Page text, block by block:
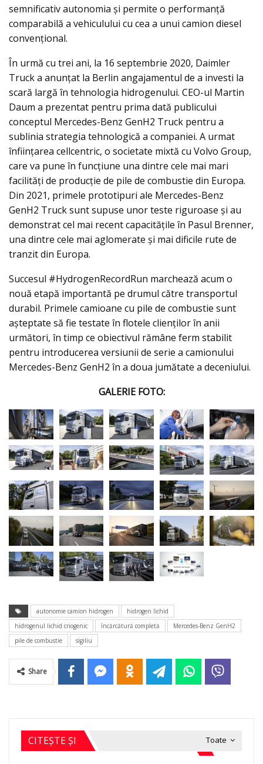
semnificativ autonomia și permite o performanță
comparabilă a vehiculului cu cea a unui camion diesel
convențional.
În urmă cu trei ani, la 16 septembrie 2020, Daimler
Truck a anunțat la Berlin angajamentul de a investi la
scară largă în tehnologia hidrogenului. CEO-ul Martin
Daum a prezentat pentru prima dată publicului
conceptul Mercedes-Benz GenH2 Truck pentru a
sublinia strategia tehnologică a companiei. A urmat
înființarea cellcentric, o societate mixtă cu Volvo Group,
care va pune în funcțiune una dintre cele mai mari
facilități de producție de pile de combustie din Europa.
Din 2021, primele prototipuri ale Mercedes-Benz
GenH2 Truck sunt supuse unor teste riguroase și au
demonstrat cel mai recent capacitățile în Pasul Brenner,
una dintre cele mai aglomerate și mai dificile rute de
tranzit din Europa.
Succesul #HydrogenRecordRun marchează acum o
nouă etapă importantă pe drumul către transportul
durabil. Primele camioane cu pile de combustie sunt
așteptate să fie testate în flotele clienților în anii
următori, în timp ce obiectivul rămâne ferm stabilit
pentru introducerea versiunii de serie a camionului
Mercedes-Benz GenH2 în a doua jumătate a deceniului.
GALERIE FOTO:
autonomie camion hidrogen
hidrogen lichid
hidrogenul lichid criogenic
încărcătură completă
Mercedes-Benz GenH2
pile de combustie
sigiliu
Share
Toate
CITEȘTE ȘI